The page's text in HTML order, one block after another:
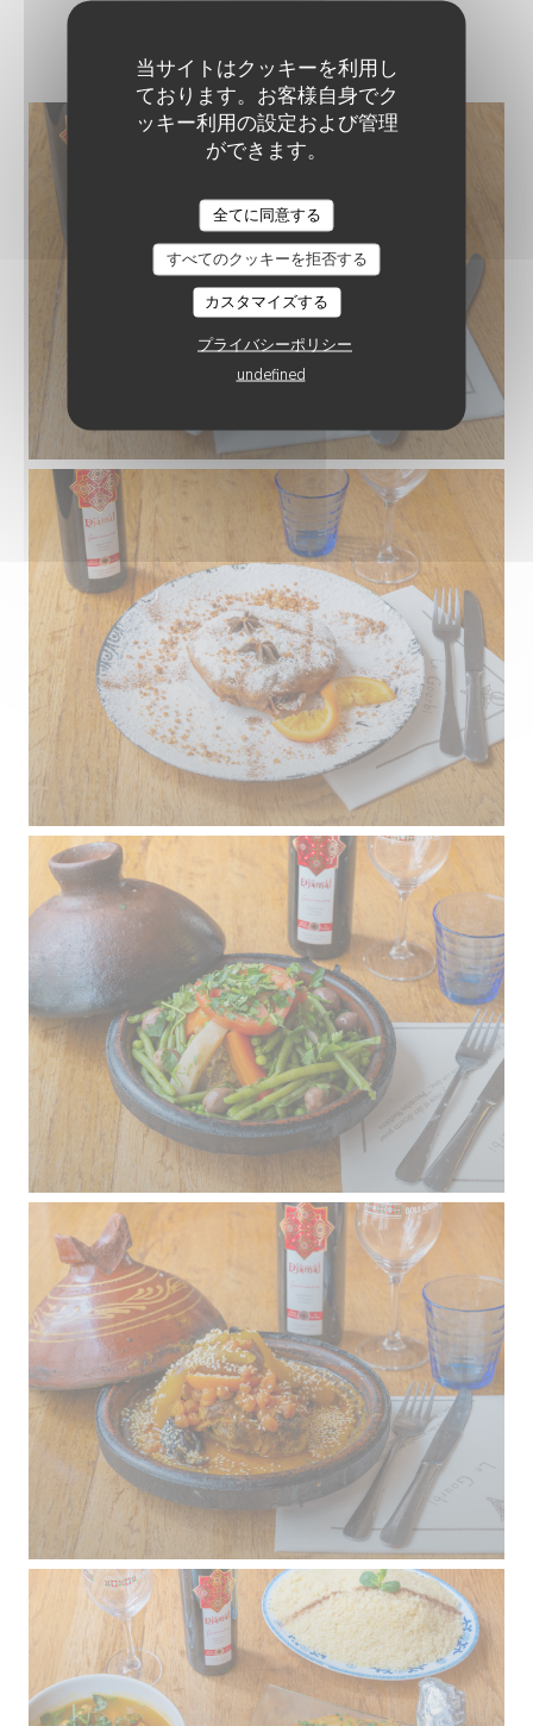
当サイトはクッキーを利用し
ております。お客様自身でク
ッキー利用の設定および管理
ができます。
全てに同意する
すべてのクッキーを拒否する
カスタマイズする
プライバシーポリシー
undefined
LE GOURBI